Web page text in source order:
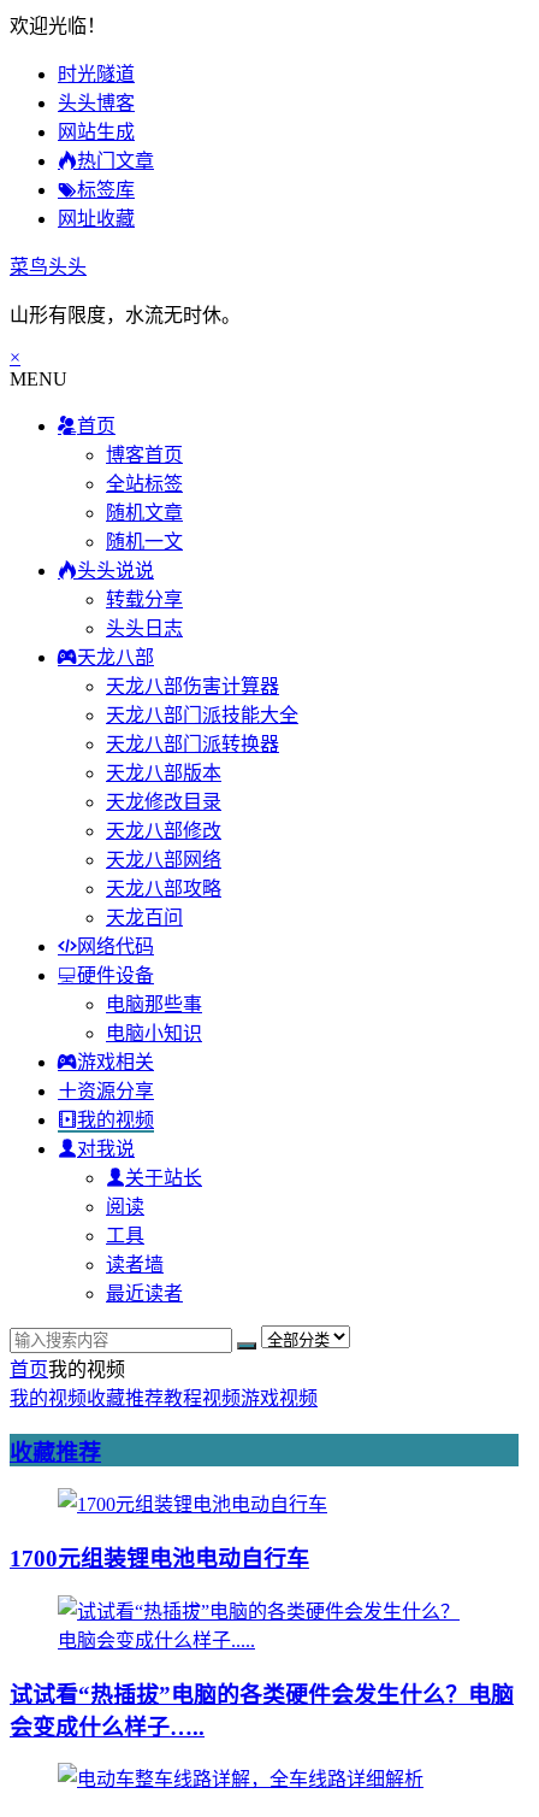
欢迎光临！
时光隧道
头头博客
网站生成
热门文章
标签库
网址收藏
菜鸟头头
山形有限度，水流无时休。
×
MENU
首页
博客首页
全站标签
随机文章
随机一文
头头说说
转载分享
头头日志
天龙八部
天龙八部伤害计算器
天龙八部门派技能大全
天龙八部门派转换器
天龙八部版本
天龙修改目录
天龙八部修改
天龙八部网络
天龙八部攻略
天龙百问
网络代码
硬件设备
电脑那些事
电脑小知识
游戏相关
资源分享
我的视频
对我说
关于站长
阅读
工具
读者墙
最近读者
首页我的视频
我的视频收藏推荐教程视频游戏视频
收藏推荐
1700元组装锂电池电动自行车
试试看“热插拔”电脑的各类硬件会发生什么？电脑
会变成什么样子…..